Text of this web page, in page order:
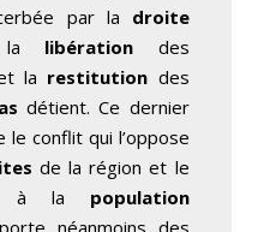
par la droite
la libération des
la restitution des
détient. Ce dernier
le conflit qui l’oppose
de la région et le
la population